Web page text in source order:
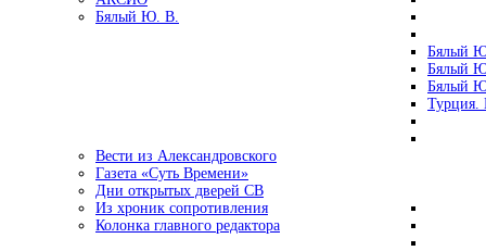
Бялый Ю. В.
Бялый
Бялый
Бялый
Турция.
Вести из Александровского
Газета «Суть Времени»
Дни открытых дверей СВ
Из хроник сопротивления
Колонка главного редактора